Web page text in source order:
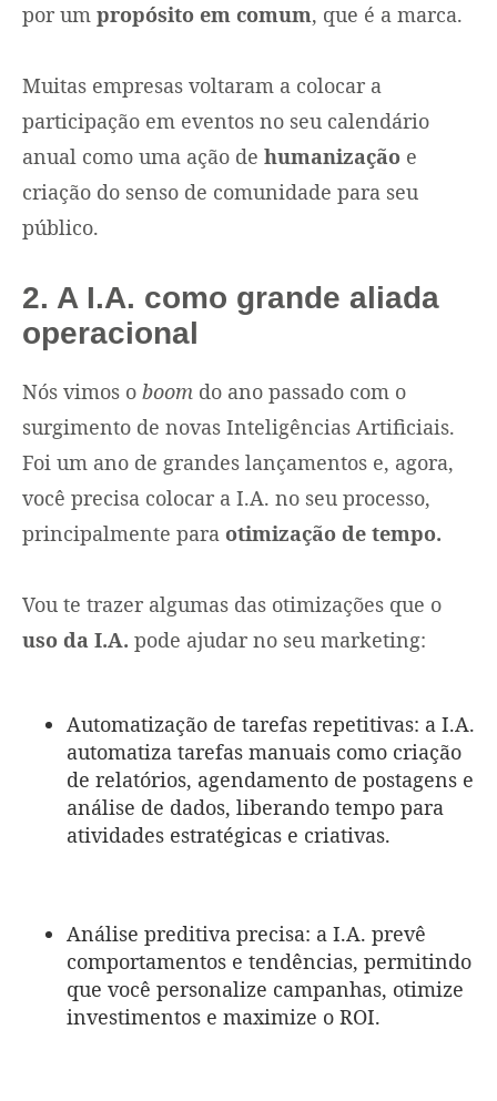
por um propósito em comum, que é a marca.
Muitas empresas voltaram a colocar a
participação em eventos no seu calendário
anual como uma ação de humanização e
criação do senso de comunidade para seu
público.
2. A I.A. como grande aliada
operacional
Nós vimos o boom do ano passado com o
surgimento de novas Inteligências Artificiais.
Foi um ano de grandes lançamentos e, agora,
você precisa colocar a I.A. no seu processo,
principalmente para otimização de tempo.
Vou te trazer algumas das otimizações que o
uso da I.A. pode ajudar no seu marketing:
Automatização de tarefas repetitivas: a I.A.
automatiza tarefas manuais como criação
de relatórios, agendamento de postagens e
análise de dados, liberando tempo para
atividades estratégicas e criativas.
Análise preditiva precisa: a I.A. prevê
comportamentos e tendências, permitindo
que você personalize campanhas, otimize
investimentos e maximize o ROI.